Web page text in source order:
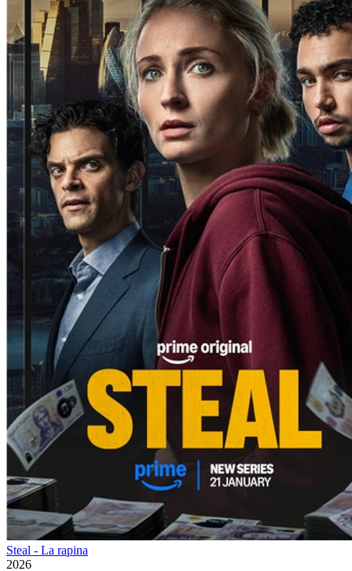
Steal - La rapina
2026